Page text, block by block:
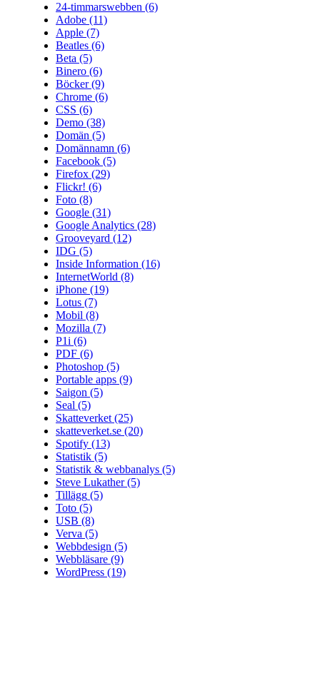
24-timmarswebben (6)
Adobe (11)
Apple (7)
Beatles (6)
Beta (5)
Binero (6)
Böcker(9)
Chrome (6)
CSS (6)
Demo (38)
Domän (5)
Domännamn (6)
Facebook (5)
Firefox (29)
Flickr! (6)
Foto (8)
Google (31)
Google Analytics (28)
Grooveyard (12)
IDG (5)
Inside Information (16)
InternetWorld (8)
iPhone (19)
Lotus (7)
Mobil (8)
Mozilla (7)
P1i (6)
PDF (6)
Photoshop (5)
Portable apps (9)
Saigon (5)
Seal (5)
Skatteverket (25)
skatteverket.se (20)
Spotify (13)
Statistik (5)
Statistik & webbanalys (5)
Steve Lukather(5)
Tillägg (5)
Toto (5)
USB (8)
Verva (5)
Webbdesign (5)
Webbläsare (9)
WordPress (19)